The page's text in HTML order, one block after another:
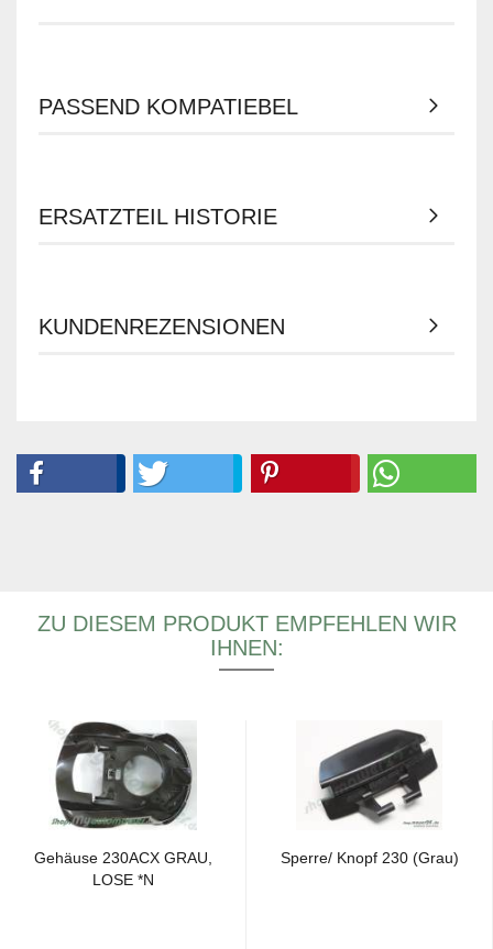
PASSEND KOMPATIEBEL
ERSATZTEIL HISTORIE
KUNDENREZENSIONEN
ZU DIESEM PRODUKT EMPFEHLEN WIR
IHNEN:
Ge­häu­se 230ACX GRAU,
LOSE *N
Sper­re/ Knopf 230 (Grau)